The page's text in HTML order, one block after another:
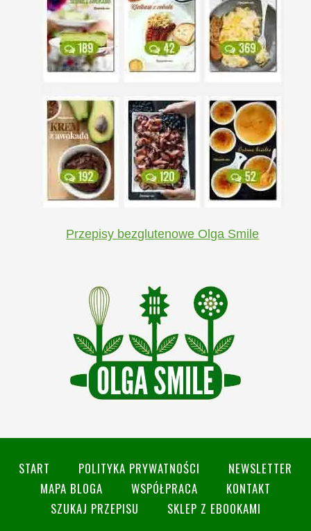
Przepisy bezglutenowe Olga Smile
START POLITYKA PRYWATNOŚCI
NEWSLETTER
MAPA BLOGA
WSPÓŁPRACA
KONTAKT
SZUKAJ PRZEPISU
SKLEP Z EBOOKAMI